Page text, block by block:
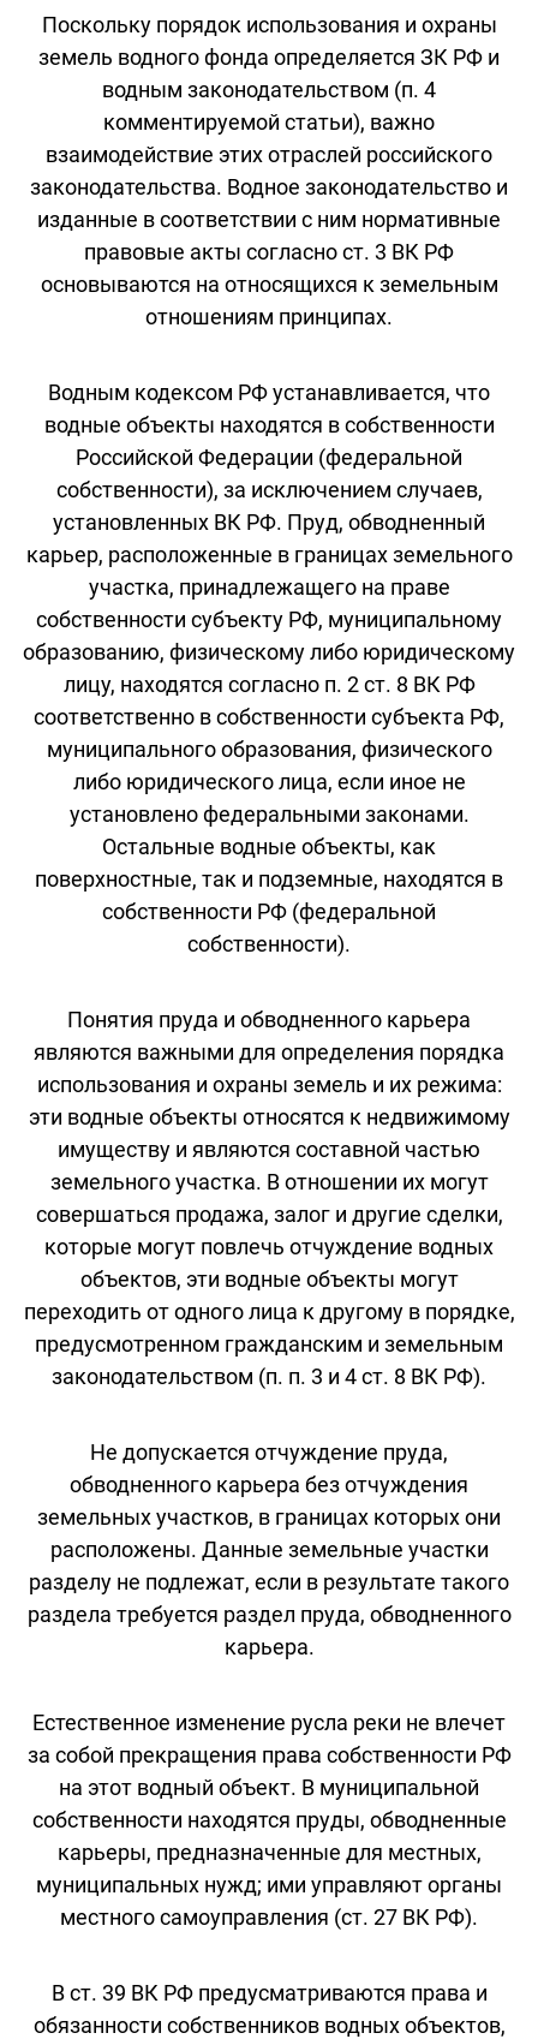
Поскольку порядок использования и охраны
земель водного фонда определяется ЗК РФ и
водным законодательством (п. 4
комментируемой статьи), важно
взаимодействие этих отраслей российского
законодательства. Водное законодательство и
изданные в соответствии с ним нормативные
правовые акты согласно ст. 3 ВК РФ
основываются на относящихся к земельным
отношениям принципах.
Водным кодексом РФ устанавливается, что
водные объекты находятся в собственности
Российской Федерации (федеральной
собственности), за исключением случаев,
установленных ВК РФ. Пруд, обводненный
карьер, расположенные в границах земельного
участка, принадлежащего на праве
собственности субъекту РФ, муниципальному
образованию, физическому либо юридическому
лицу, находятся согласно п. 2 ст. 8 ВК РФ
соответственно в собственности субъекта РФ,
муниципального образования, физического
либо юридического лица, если иное не
установлено федеральными законами.
Остальные водные объекты, как
поверхностные, так и подземные, находятся в
собственности РФ (федеральной
собственности).
Понятия пруда и обводненного карьера
являются важными для определения порядка
использования и охраны земель и их режима:
эти водные объекты относятся к недвижимому
имуществу и являются составной частью
земельного участка. В отношении их могут
совершаться продажа, залог и другие сделки,
которые могут повлечь отчуждение водных
объектов, эти водные объекты могут
переходить от одного лица к другому в порядке,
предусмотренном гражданским и земельным
законодательством (п. п. 3 и 4 ст. 8 ВК РФ).
Не допускается отчуждение пруда,
обводненного карьера без отчуждения
земельных участков, в границах которых они
расположены. Данные земельные участки
разделу не подлежат, если в результате такого
раздела требуется раздел пруда, обводненного
карьера.
Естественное изменение русла реки не влечет
за собой прекращения права собственности РФ
на этот водный объект. В муниципальной
собственности находятся пруды, обводненные
карьеры, предназначенные для местных,
муниципальных нужд; ими управляют органы
местного самоуправления (ст. 27 ВК РФ).
В ст. 39 ВК РФ предусматриваются права и
обязанности собственников водных объектов,